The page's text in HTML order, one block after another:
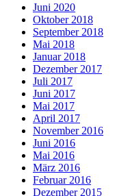
Juni 2020
Oktober 2018
September 2018
Mai 2018
Januar 2018
Dezember 2017
Juli 2017
Juni 2017
Mai 2017
April 2017
November 2016
Juni 2016
Mai 2016
März 2016
Februar 2016
Dezember 2015